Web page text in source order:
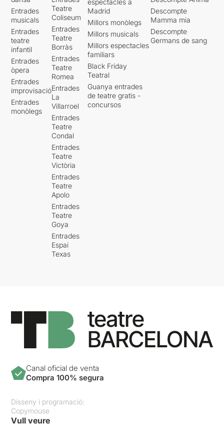
Entrades
musicals
Entrades
teatre
infantil
Entrades
òpera
Entrades
improvisació
Entrades
monòlegs
Teatre
Coliseum
Entrades
Teatre
Borràs
Entrades
Teatre
Romea
Entrades
La
Villarroel
Entrades
Teatre
Condal
Entrades
Teatre
Victòria
Entrades
Teatre
Apolo
Entrades
Teatre
Goya
Entrades
Espai
Texas
Madrid
Millors monòlegs
Millors musicals
Millors espectacles
familiars
Black Friday
Teatral
Guanya entrades
de teatre gratis -
concursos
Descompte
Mamma mia
Descompte
Germans de sang
Canal oficial de venta
Compra 100% segura
Disseny i programació:
Copymouse
Vull veure